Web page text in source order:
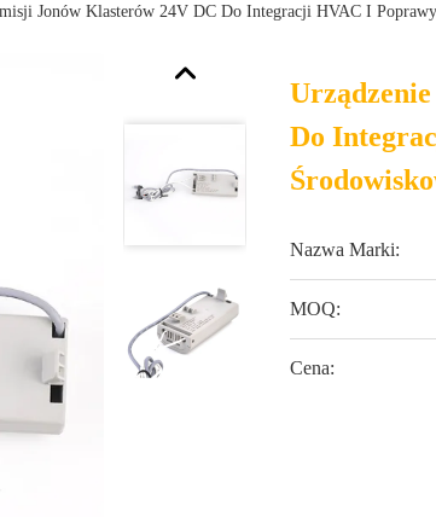
Jonów Klasterów 24V DC Do Integracji HVAC I
Do
Nazwa Marki:
MOQ:
Cena: